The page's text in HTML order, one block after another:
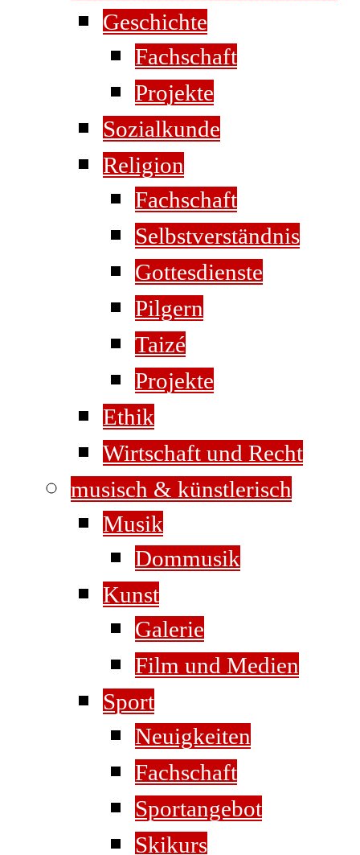
Geschichte
Fachschaft
Projekte
Sozialkunde
Religion
Fachschaft
Selbstverständnis
Gottesdienste
Pilgern
Taizé
Projekte
Ethik
Wirtschaft und Recht
musisch & künstlerisch
Musik
Dommusik
Kunst
Galerie
Film und Medien
Sport
Neuigkeiten
Fachschaft
Sportangebot
Skikurs